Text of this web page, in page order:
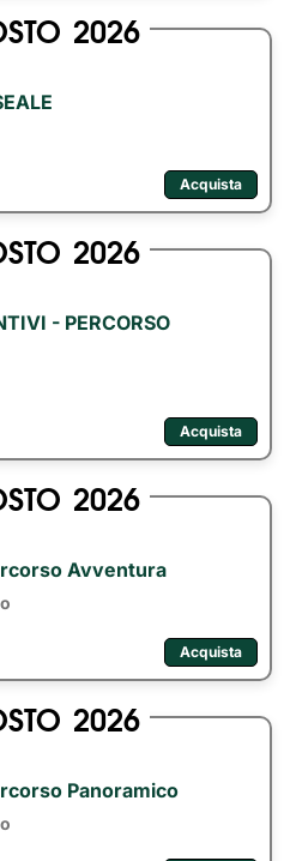
2026
Acquista
2026
- PERCORSO
Acquista
2026
Avventura
Acquista
2026
Panoramico